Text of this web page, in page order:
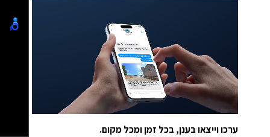
ערכו וייצאו בענן, בכל זמן ומכל מקום.